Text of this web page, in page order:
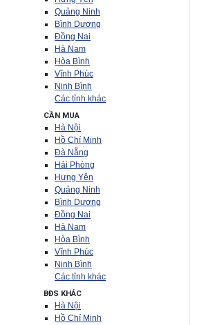
Quảng Ninh
Bình Dương
Đồng Nai
Hà Nam
Hòa Bình
Vĩnh Phúc
Ninh Bình
Các tỉnh khác
CẦN MUA
Hà Nội
Hồ Chí Minh
Đà Nẵng
Hải Phòng
Hưng Yên
Quảng Ninh
Bình Dương
Đồng Nai
Hà Nam
Hòa Bình
Vĩnh Phúc
Ninh Bình
Các tỉnh khác
BĐS KHÁC
Hà Nội
Hồ Chí Minh